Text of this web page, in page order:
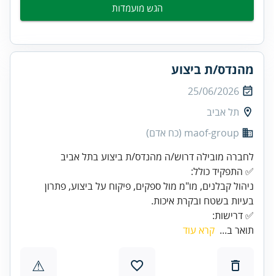
הגש מועמדות
מהנדס/ת ביצוע
25/06/2026
תל אביב
maof-group (כח אדם)
ניהול קבלנים, מו"מ מול ספקים, פיקוח על ביצוע, פתרון
✅ דרישות:
תואר ב... קרא עוד
⚠